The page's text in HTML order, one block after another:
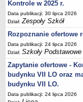
Godziny dyżurów
Ogłoszenia
Zarządzenia
Rejestry, ewidencje,
Kontrole
PONOWNE
Sprawozdania
Deklaracja
Kontrole w 2025 r.
Data publikacji: 30 lipca 2026
Dział:Zespoły Szkół
Rozpoznanie ofertowe
Data publikacji: 24 lipca 2026
Dział:Szkoły Podstawowe
Zapytanie ofertowe -
budynku VII LO oraz
budynku VII LO.
Data publikacji: 24 lipca 2026